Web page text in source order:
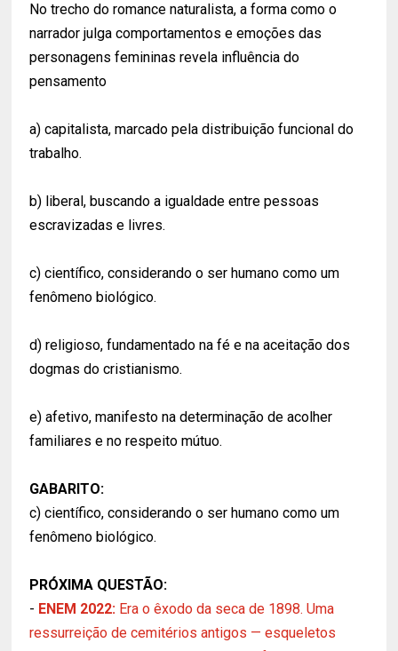
No trecho do romance naturalista, a forma como o
narrador julga comportamentos e emoções das
personagens femininas revela influência do
pensamento
a) capitalista, marcado pela distribuição funcional do
trabalho.
b) liberal, buscando a igualdade entre pessoas
escravizadas e livres.
c) científico, considerando o ser humano como um
fenômeno biológico.
d) religioso, fundamentado na fé e na aceitação dos
dogmas do cristianismo.
e) afetivo, manifesto na determinação de acolher
familiares e no respeito mútuo.
GABARITO:
c) científico, considerando o ser humano como um
fenômeno biológico.
PRÓXIMA QUESTÃO:
- ENEM 2022: Era o êxodo da seca de 1898. Uma
ressurreição de cemitérios antigos — esqueletos